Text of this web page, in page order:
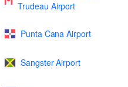
Trudeau Airport
Punta Cana Airport
Sangster Airport